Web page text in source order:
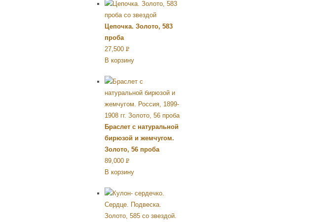
Цепочка. Золото, 583
проба
27,500 Р
УБ.
В корзину
Браслет с натуральной
бирюзой и жемчугом.
Золото, 56 проба
89,000 Р
УБ.
В корзину